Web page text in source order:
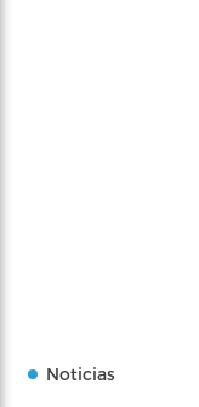
Noticias